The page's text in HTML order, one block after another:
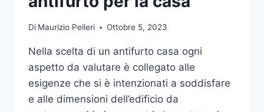
TIPOGRAFIA
ECCO
SCEGLIERE
Di Maurizio Pelleri Ottobre 5, 2023
Nella scelta di un antifurto casa ogni
aspetto da valutare è collegato alle
esigenze che si è intenzionati a soddisfare
e alle dimensioni dell’edificio da